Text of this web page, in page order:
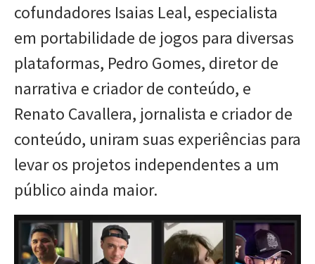
cofundadores Isaias Leal, especialista
em portabilidade de jogos para diversas
plataformas, Pedro Gomes, diretor de
narrativa e criador de conteúdo, e
Renato Cavallera, jornalista e criador de
conteúdo, uniram suas experiências para
levar os projetos independentes a um
público ainda maior.